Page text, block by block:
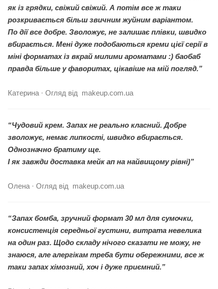
як із грядки, свіжий свіжий. А потім все ж таки
розкривається більш звичним жуйним варіантом.
По дії все добре. Зволожує, не залишає плівки, швидко
вбирається. Мені дуже подобаються креми цієї серії в
міні форматах із вкрай милими ароматами :) баобаб
правда більше у фаворитах, цікавіше на мій погляд.”
Катерина · Огляд від makeup.com.ua
“Чудовий крем. Запах не реально класний. Добре
зволожує, немає липкості, швидко вбирається.
Однозначно братиму ще.
І як завжди доставка мейк ап на найвищому рівні)”
Олена · Огляд від makeup.com.ua
“Запах бомба, зручний формат 30 мл для сумочки,
консистенція середньої густини, витрата невелика
на один раз. Щодо складу нічого сказати не можу, не
знаюся, але алергікам треба бути обережними, все ж
таки запах хімозний, хоч і дуже приємний.”